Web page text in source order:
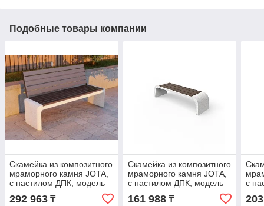
Подобные товары компании
Скамейка из композитного
мраморного камня JOTA,
c настилом ДПК, модель
BEDEL EKI
292 963 ₸
Скамейка из композитного
мраморного камня JOTA,
c настилом ДПК, модель
KOKTOBE BIR
161 988₸
c